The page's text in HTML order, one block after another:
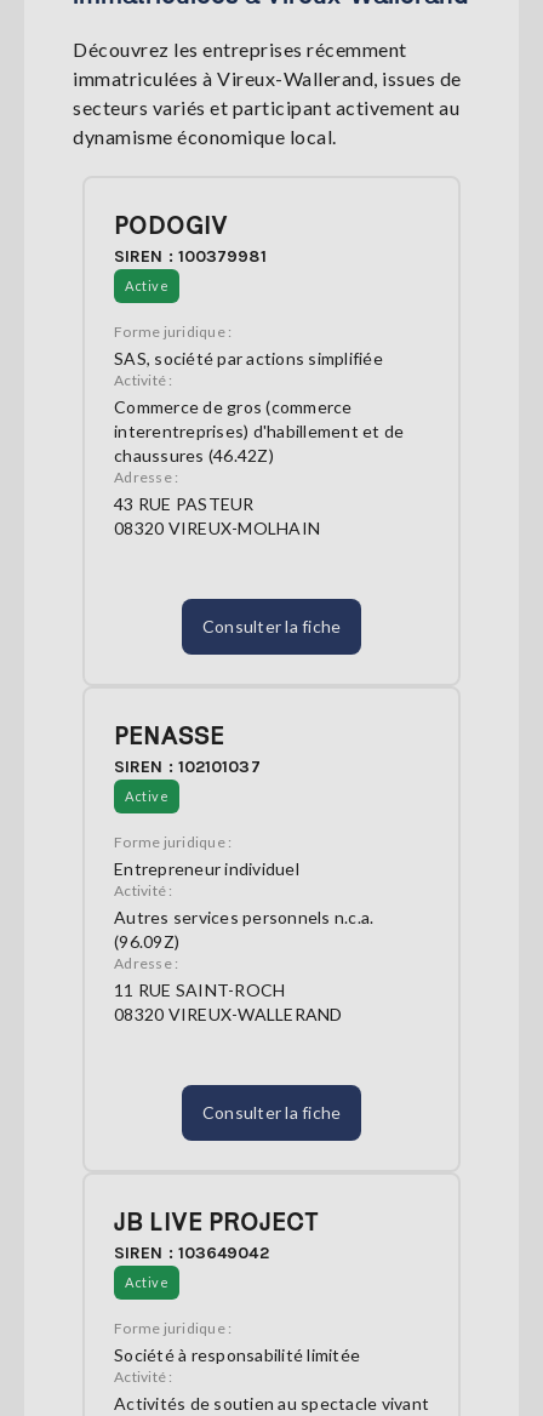
Découvrez les entreprises récemment
immatriculées à Vireux-Wallerand, issues de
secteurs variés et participant activement au
dynamisme économique local.
PODOGIV
SIREN : 100379981
Active
Forme juridique :
SAS, société par actions simplifiée
Activité :
Commerce de gros (commerce
interentreprises) d'habillement et de
chaussures (46.42Z)
Adresse :
43 RUE PASTEUR
08320 VIREUX-MOLHAIN
Consulter la fiche
PENASSE
SIREN : 102101037
Active
Forme juridique :
Entrepreneur individuel
Activité :
Autres services personnels n.c.a.
(96.09Z)
Adresse :
11 RUE SAINT-ROCH
08320 VIREUX-WALLERAND
Consulter la fiche
JB LIVE PROJECT
SIREN : 103649042
Active
Forme juridique :
Société à responsabilité limitée
Activité :
Activités de soutien au spectacle vivant